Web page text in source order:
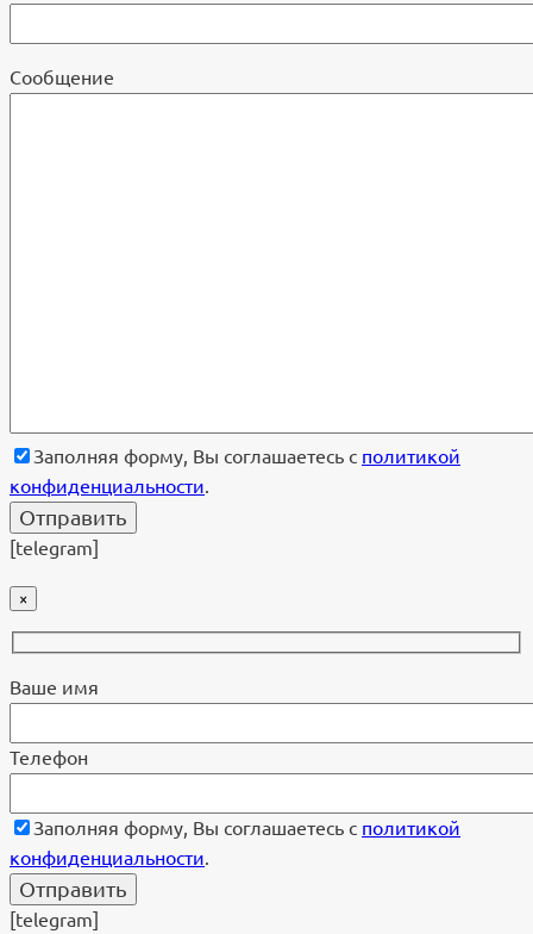
Cообщение
Заполняя форму, Вы соглашаетесь с политикой
конфиденциальности.
[telegram]
×
Ваше имя
Телефон
Заполняя форму, Вы соглашаетесь с политикой
конфиденциальности.
[telegram]